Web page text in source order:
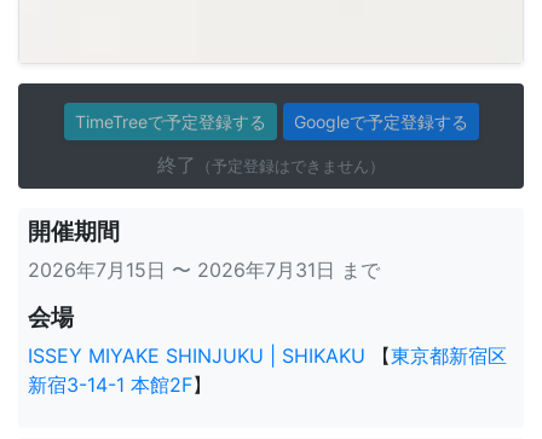
TimeTreeで予定登録する Googleで予定登録する
終了 （予定登録はできません）
開催期間
2026年7月15日 〜 2026年7月31日 まで
会場
ISSEY MIYAKE SHINJUKU | SHIKAKU 【東京都新宿区
新宿3-14-1 本館2F】